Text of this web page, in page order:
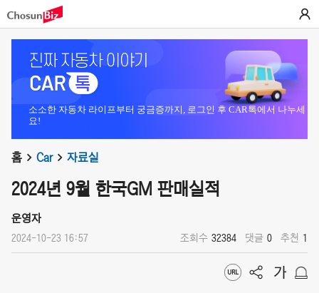
소소한 자동차 라이프부터 궁금증까지, 로그인 후 CAR톡에서 나누세
요!
홈 Car 자료실
2024년 9월 한국GM 판매실적
운영자
2024-10-23 16:57 조회수 32384 댓글 0 추천 1